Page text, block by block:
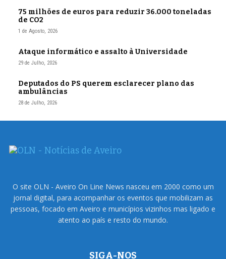
75 milhões de euros para reduzir 36.000 toneladas
de CO2
1 de Agosto, 2026
Ataque informático e assalto à Universidade
29 de Julho, 2026
Deputados do PS querem esclarecer plano das
ambulâncias
28 de Julho, 2026
O site OLN - Aveiro On Line News nasceu em 2000 como um
jornal digital, para acompanhar os eventos que mobilizam as
pessoas, focado em Aveiro e municípios vizinhos mas ligado e
atento ao país e resto do mundo.
SIGA-NOS